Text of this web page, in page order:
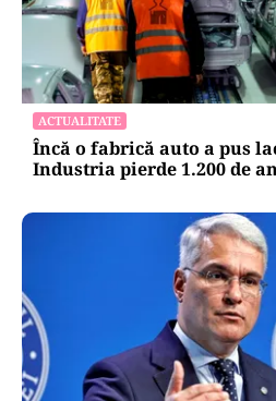
ACTUALITATE
Încă o fabrică auto a pus
Industria pierde 1.200 de